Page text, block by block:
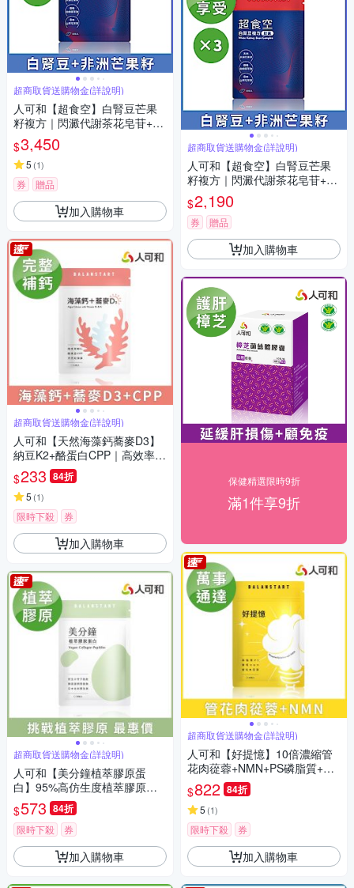
超商取貨送購物金(詳說明)
人可和【超食空】白腎豆芒果
籽複方｜閃澱代謝茶花皂苷+獨
家四稜白粉藤｜高享受高活性
超燃窈窕更勝M2船井｜永豐集
團
$3,450
5 (1)
券 贈品
加入購物車
超商取貨送購物金(詳說明)
人可和【天然海藻鈣蕎麥D3】
納豆K2+酪蛋白CPP｜高效率補
鈣黃金陣容遠勝Vitabox｜永豐
集團
$233 84折
5 (1)
限時下殺 券
加入購物車
超商取貨送購物金(詳說明)
人可和【美分鐘植萃膠原蛋
白】95%高仿生度植萃膠原蛋
白+高濃度玻尿酸+頂標賽洛美
+天然維他命C ｜最小分子胜肽
全素可食｜永豐集團
$573 84折
限時下殺 券
加入購物車
超商取貨送購物金(詳說明)
人可和【超食空】白腎豆芒果
籽複方｜閃澱代謝茶花皂苷+獨
家四稜白粉藤｜高享受高活性
超燃窈窕更勝M2船井｜永豐集
團
$2,190
券 贈品
加入購物車
保健精選限時9折
滿1件享9折
超商取貨送購物金(詳說明)
人可和【好提憶】10倍濃縮管
花肉蓯蓉+NMN+PS磷脂質+野
櫻梅+積雪草｜萬事通達思緒清
晰蓉憶記｜永豐集團
$822 84折
5 (1)
限時下殺 券
加入購物車